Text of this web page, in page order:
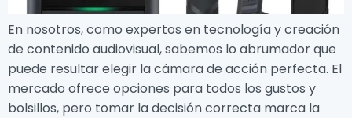
En nosotros, como expertos en tecnología y creación
de contenido audiovisual, sabemos lo abrumador que
puede resultar elegir la cámara de acción perfecta. El
mercado ofrece opciones para todos los gustos y
bolsillos, pero tomar la decisión correcta marca la